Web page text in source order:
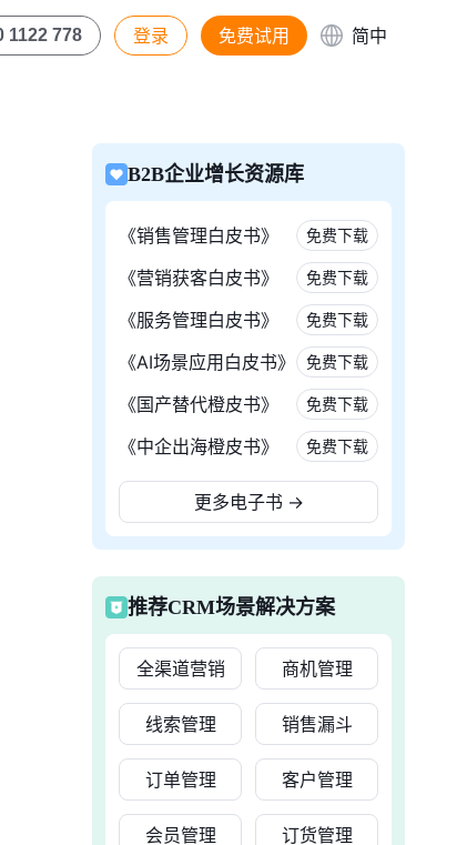
1122 778 登录 免费试用 简中
B2B企业增长资源库
《销售管理白皮书》 免费下载
《营销获客白皮书》 免费下载
《服务管理白皮书》 免费下载
《AI场景应用白皮书》 免费下载
《国产替代橙皮书》 免费下载
《中企出海橙皮书》 免费下载
更多电子书 →
推荐CRM场景解决方案
全渠道营销 商机管理
线索管理 销售漏斗
订单管理 客户管理
会员管理 订货管理